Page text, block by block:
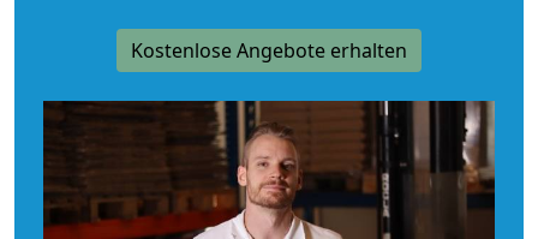
Kostenlose Angebote erhalten